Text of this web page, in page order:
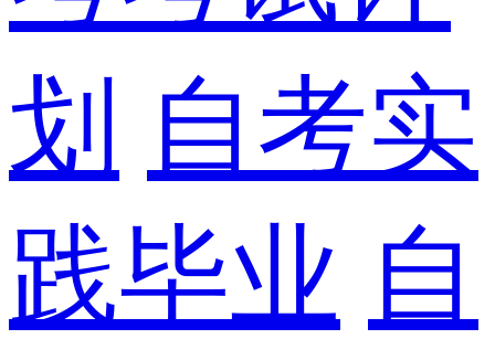
划 自考实
践毕业 自